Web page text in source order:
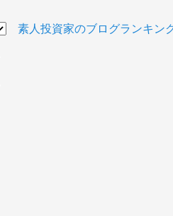
素人投資家のブログランキン